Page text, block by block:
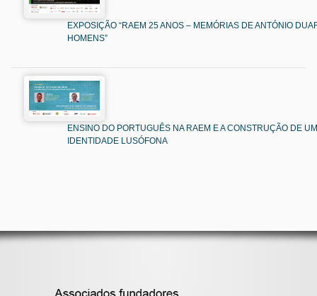
EXPOSIÇÃO “RAEM 25 ANOS – MEMÓRIAS DE ANTÓNIO
HOMENS”
ENSINO DO PORTUGUÊS NA RAEM E A CONSTRUÇÃO DE
IDENTIDADE LUSÓFONA